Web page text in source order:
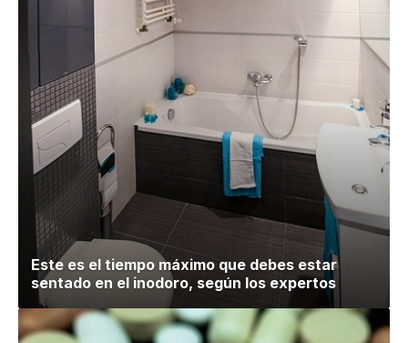
Este es el tiempo máximo que debes estar
sentado en el inodoro, según los expertos